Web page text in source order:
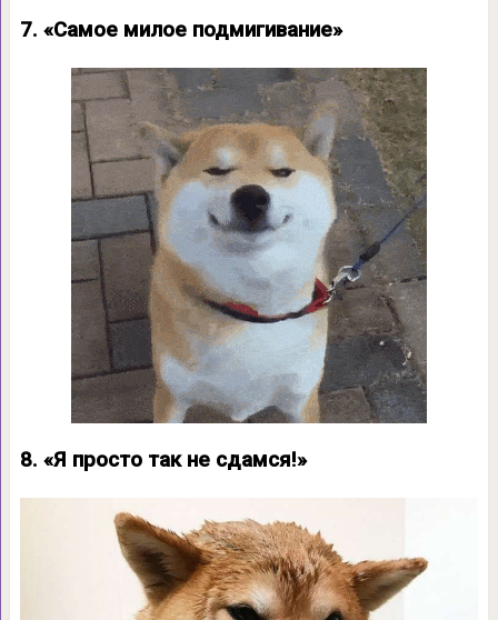
7. «Самое милое подмигивание»
8. «Я просто так не сдамся!»